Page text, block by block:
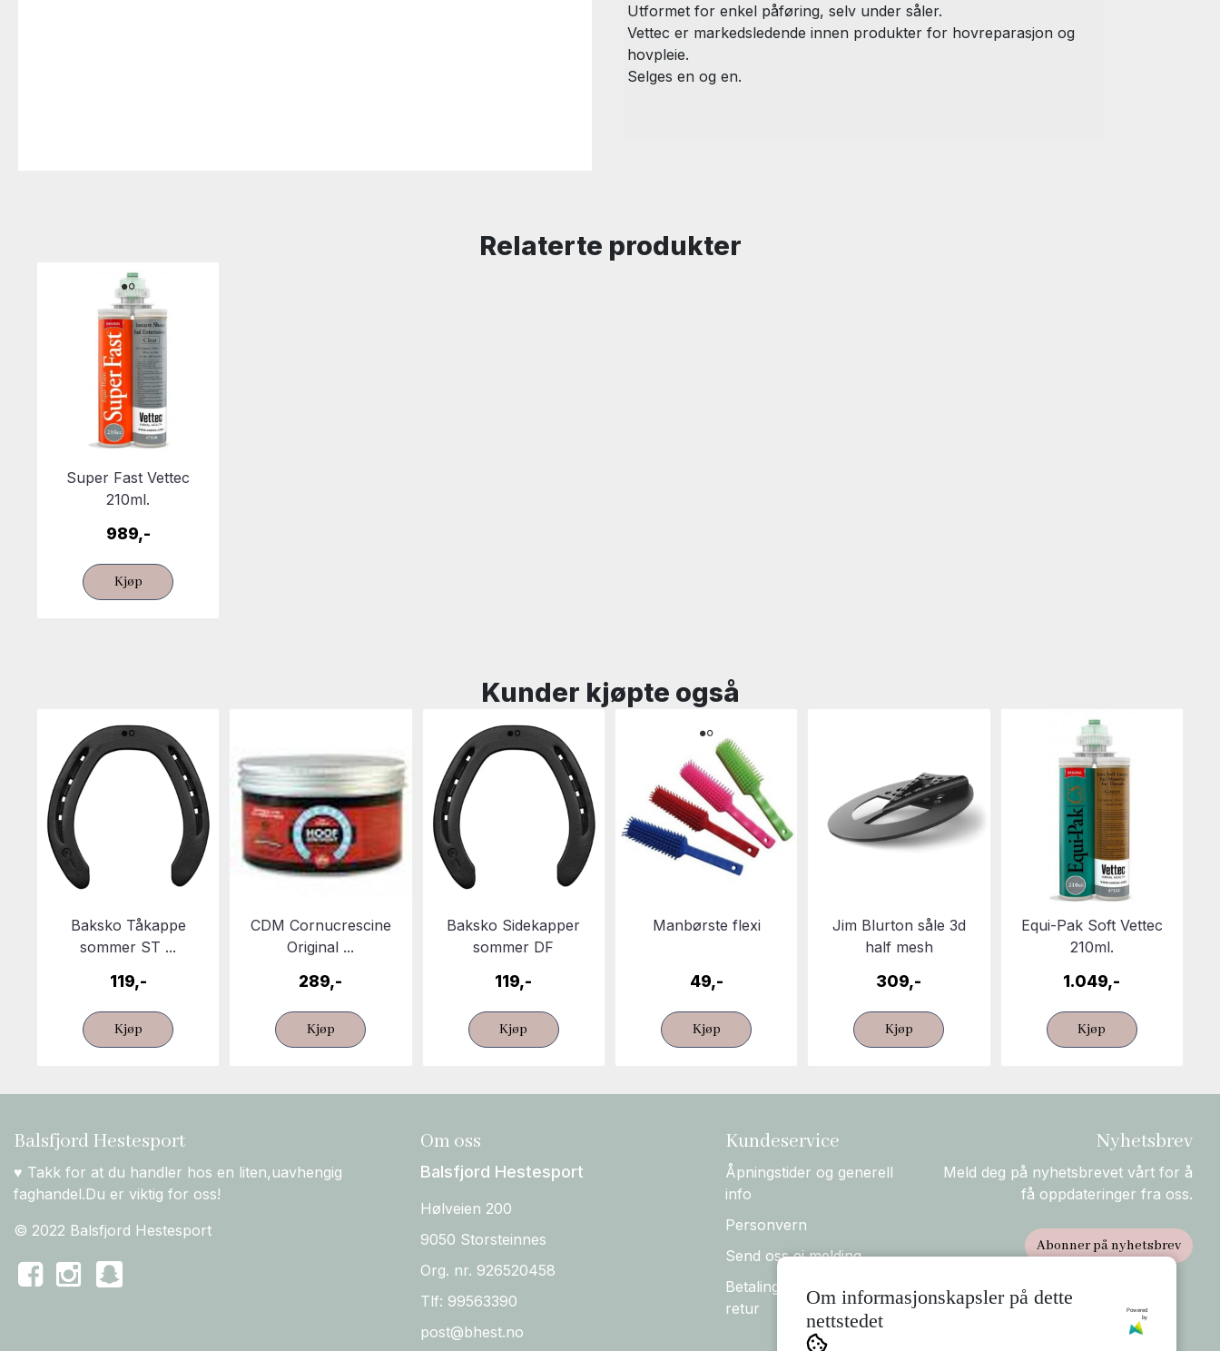
Utformet for enkel påføring, selv under såler.
Vettec er markedsledende innen produkter for hovreparasjon og
hovpleie.
Selges en og en.
Relaterte produkter
Super Fast Vettec
210ml.
989,-
Kjøp
Kunder kjøpte også
Baksko Tåkappe
sommer ST ...
119,-
Kjøp
CDM Cornucrescine
Original ...
289,-
Kjøp
Baksko Sidekapper
sommer DF
119,-
Kjøp
Manbørste flexi
49,-
Kjøp
Jim Blurton såle 3d
half mesh
309,-
Kjøp
Equi-Pak Soft Vettec
210ml.
1.049,-
Kjøp
Om informasjonskapsler på dette
nettstedet
Powered
by
Balsfjord Hestesport
♥ Takk for at du handler hos en liten,uavhengig
faghandel.Du er viktig for oss!
© 2022 Balsfjord Hestesport
Om oss
Balsfjord Hestesport
Hølveien 200
9050 Storsteinnes
Org. nr. 926520458
Tlf: 99563390
post@bhest.no
Kundeservice
Åpningstider og generell
info
Personvern
Send oss ei melding
Betaling, Forsendelse og
retur
Nyhetsbrev
Meld deg på nyhetsbrevet vårt for å
få oppdateringer fra oss.
Abonner på nyhetsbrev